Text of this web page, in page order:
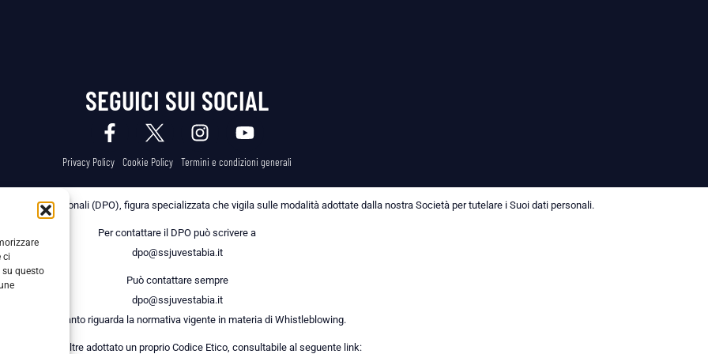
ci
questo
SEGUICI SUI SOCIAL
Privacy Policy Cookie Policy Termini e condizioni generali
dei Dati Personali (DPO), figura specializzata che vigila sulle modalità adottate dalla nostra Società per tutelare i Suoi dati personali.
Per contattare il DPO può scrivere a
dpo@ssjuvestabia.it
Può contattare sempre
dpo@ssjuvestabia.it
anche per quanto riguarda la normativa vigente in materia di Whistleblowing.
Società ha inoltre adottato un proprio Codice Etico, consultabile al seguente link: